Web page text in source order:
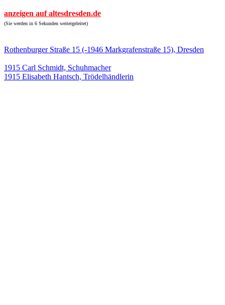
anzeigen auf altesdresden.de
(Sie werden in 6 Sekunden weitergeleitet)
Rothenburger Straße 15 (-1946 Markgrafenstraße 15), Dresden
1915 Carl Schmidt, Schuhmacher
1915 Elisabeth Hantsch, Trödelhändlerin